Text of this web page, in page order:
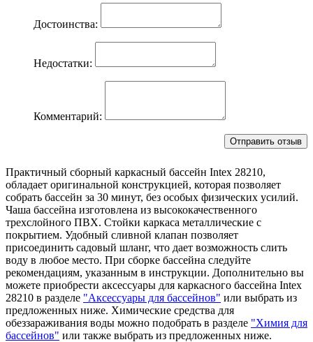
Достоинства:
Недостатки:
Комментарий:
Практичный сборный каркасный бассейн Intex 28210,
обладает оригинальной конструкцией, которая позволяет
собрать бассейн за 30 минут, без особых физических усилий.
Чаша бассейна изготовлена из высококачественного
трехслойного ПВХ. Стойки каркаса металлические с
покрытием. Удобный сливной клапан позволяет
присоединить садовый шланг, что дает возможность слить
воду в любое место. При сборке бассейна следуйте
рекомендациям, указанным в инструкции. Дополнительно вы
можете приобрести аксессуары для каркасного бассейна Intex
28210 в разделе "Аксессуары для бассейнов" или выбрать из
предложенных ниже. Химические средства для
обеззараживания воды можно подобрать в разделе "Химия для
бассейнов" или также выбрать из предложенных ниже.